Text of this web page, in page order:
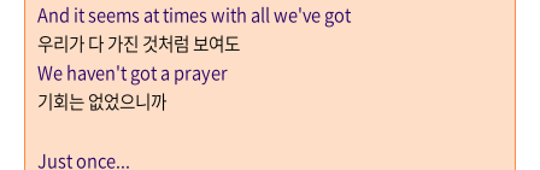
And it seems at times with all we've got
우리가 다 가진 것처럼 보여도
We haven't got a prayer
기회는 없었으니까
Just once...